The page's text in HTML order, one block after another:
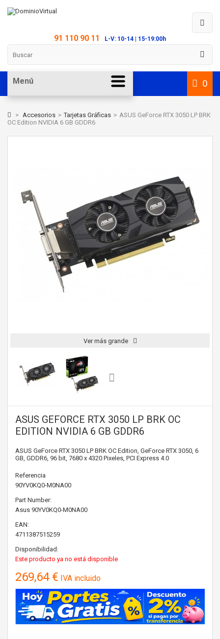
91 110 90 11 L-V: 10-14 | 15-19:00h
0
Menú
> Accesorios > Tarjetas Gráficas > ASUS GeForce RTX 3050 LP BRK
OC Edition NVIDIA 6 GB GDDR6
Ver más grande
ASUS GEFORCE RTX 3050 LP BRK OC
EDITION NVIDIA 6 GB GDDR6
ASUS GeForce RTX 3050 LP BRK OC Edition, GeForce RTX 3050, 6
GB, GDDR6, 96 bit, 7680 x 4320 Pixeles, PCI Express 4.0
Referencia
90YV0KQ0-M0NA00
Part Number:
Asus 90YV0KQ0-M0NA00
EAN:
4711387515259
Disponibilidad:
Este producto ya no está disponible
269,64 € IVA incluido